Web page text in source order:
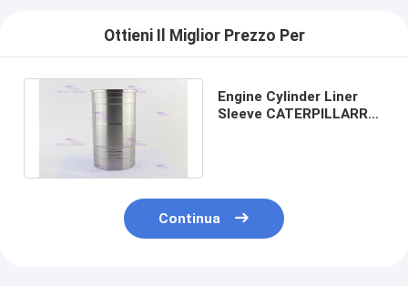
Ottieni Il Miglior Prezzo Per
Engine Cylinder Liner
Sleeve CATERPILLARRR
Continua